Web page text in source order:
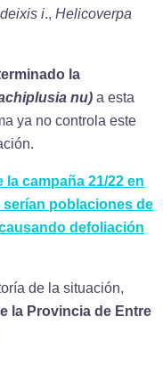
i., Helicoverpa
la
nu) a esta
ya no controla este
campaña 21/22 en
poblaciones de
defoliación
de la situación,
la Provincia de Entre